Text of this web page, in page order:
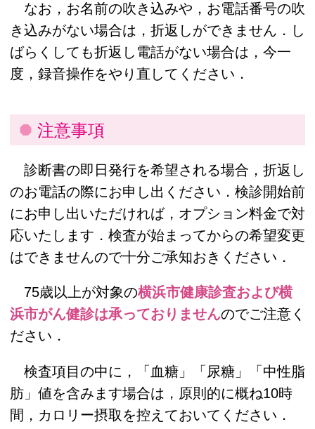
なお，お名前の吹き込みや，お電話番号の吹
き込みがない場合は，折返しができません．し
ばらくしても折返し電話がない場合は，今一
度，録音操作をやり直してください．
注意事項
診断書の即日発行を希望される場合，折返し
のお電話の際にお申し出ください．検診開始前
にお申し出いただければ，オプション料金で対
応いたします．検査が始まってからの希望変更
はできませんので十分ご承知おきください．
75歳以上が対象の横浜市健康診査および横
浜市がん健診は承っておりませんのでご注意く
ださい．
検査項目の中に，「血糖」「尿糖」「中性脂
肪」値を含みます場合は，原則的に概ね10時
間，カロリー摂取を控えておいてください．